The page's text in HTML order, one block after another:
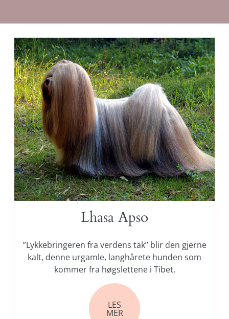
Lhasa Apso
”Lykkebringeren fra verdens tak” blir den gjerne
kalt, denne urgamle, langhårete hunden som
kommer fra høgslettene i Tibet.
LES
MER